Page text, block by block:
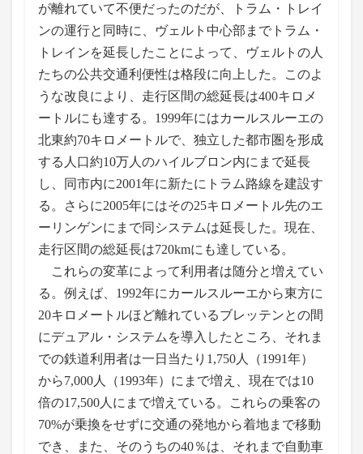
が離れていて不便だったのだが、トラム・トレイ
ンの運行と同時に、ヴェルト中心部までトラム・
トレインを延長したことによって、ヴェルトの人
たちの公共交通利便性は格段に向上した。このよ
うな改良により、走行区間の総延長は400キロメ
ートルにも達する。1999年にはカールスルーエの
北東約70キロメートルで、独立した都市圏を形成
する人口約10万人のハイルブロン内にまで延長
し、同市内に2001年に新たにトラム路線を建設す
る。さらに2005年にはその25キロメートル先のエ
ーリンゲンにまで同システムは延長した。現在、
走行区間の総延長は720kmにも達している。
これらの変革によって利用者は随分と増えてい
る。例えば、1992年にカールスルーエから東方に
20キロメートルほど離れているブレッテンとの間
にデュアル・システムを導入したところ、それま
での鉄道利用者は一日当たり1,750人（1991年）
から7,000人（1993年）にまで増え、現在では10
倍の17,500人にまで増えている。これらの乗客の
70%が乗換をせずに交通の発地から着地まで移動
でき、また、そのうちの40％は、それまで自動車